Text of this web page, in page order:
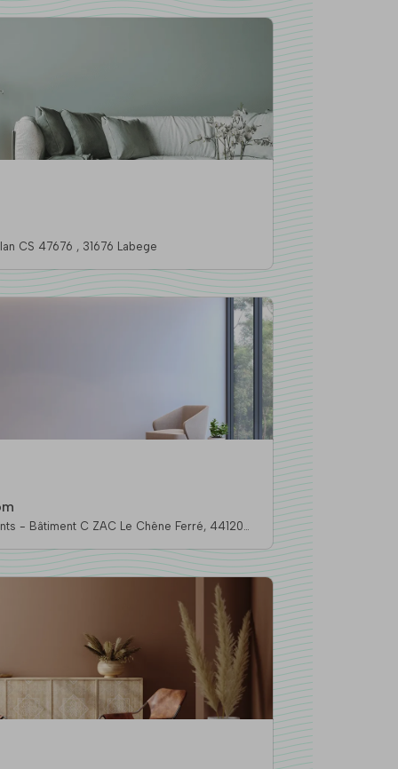
Le Magellan, 58 Rue Magellan CS 47676 , 31676 Labege
Bâtiment C ZAC Le Chêne Ferré, 44120